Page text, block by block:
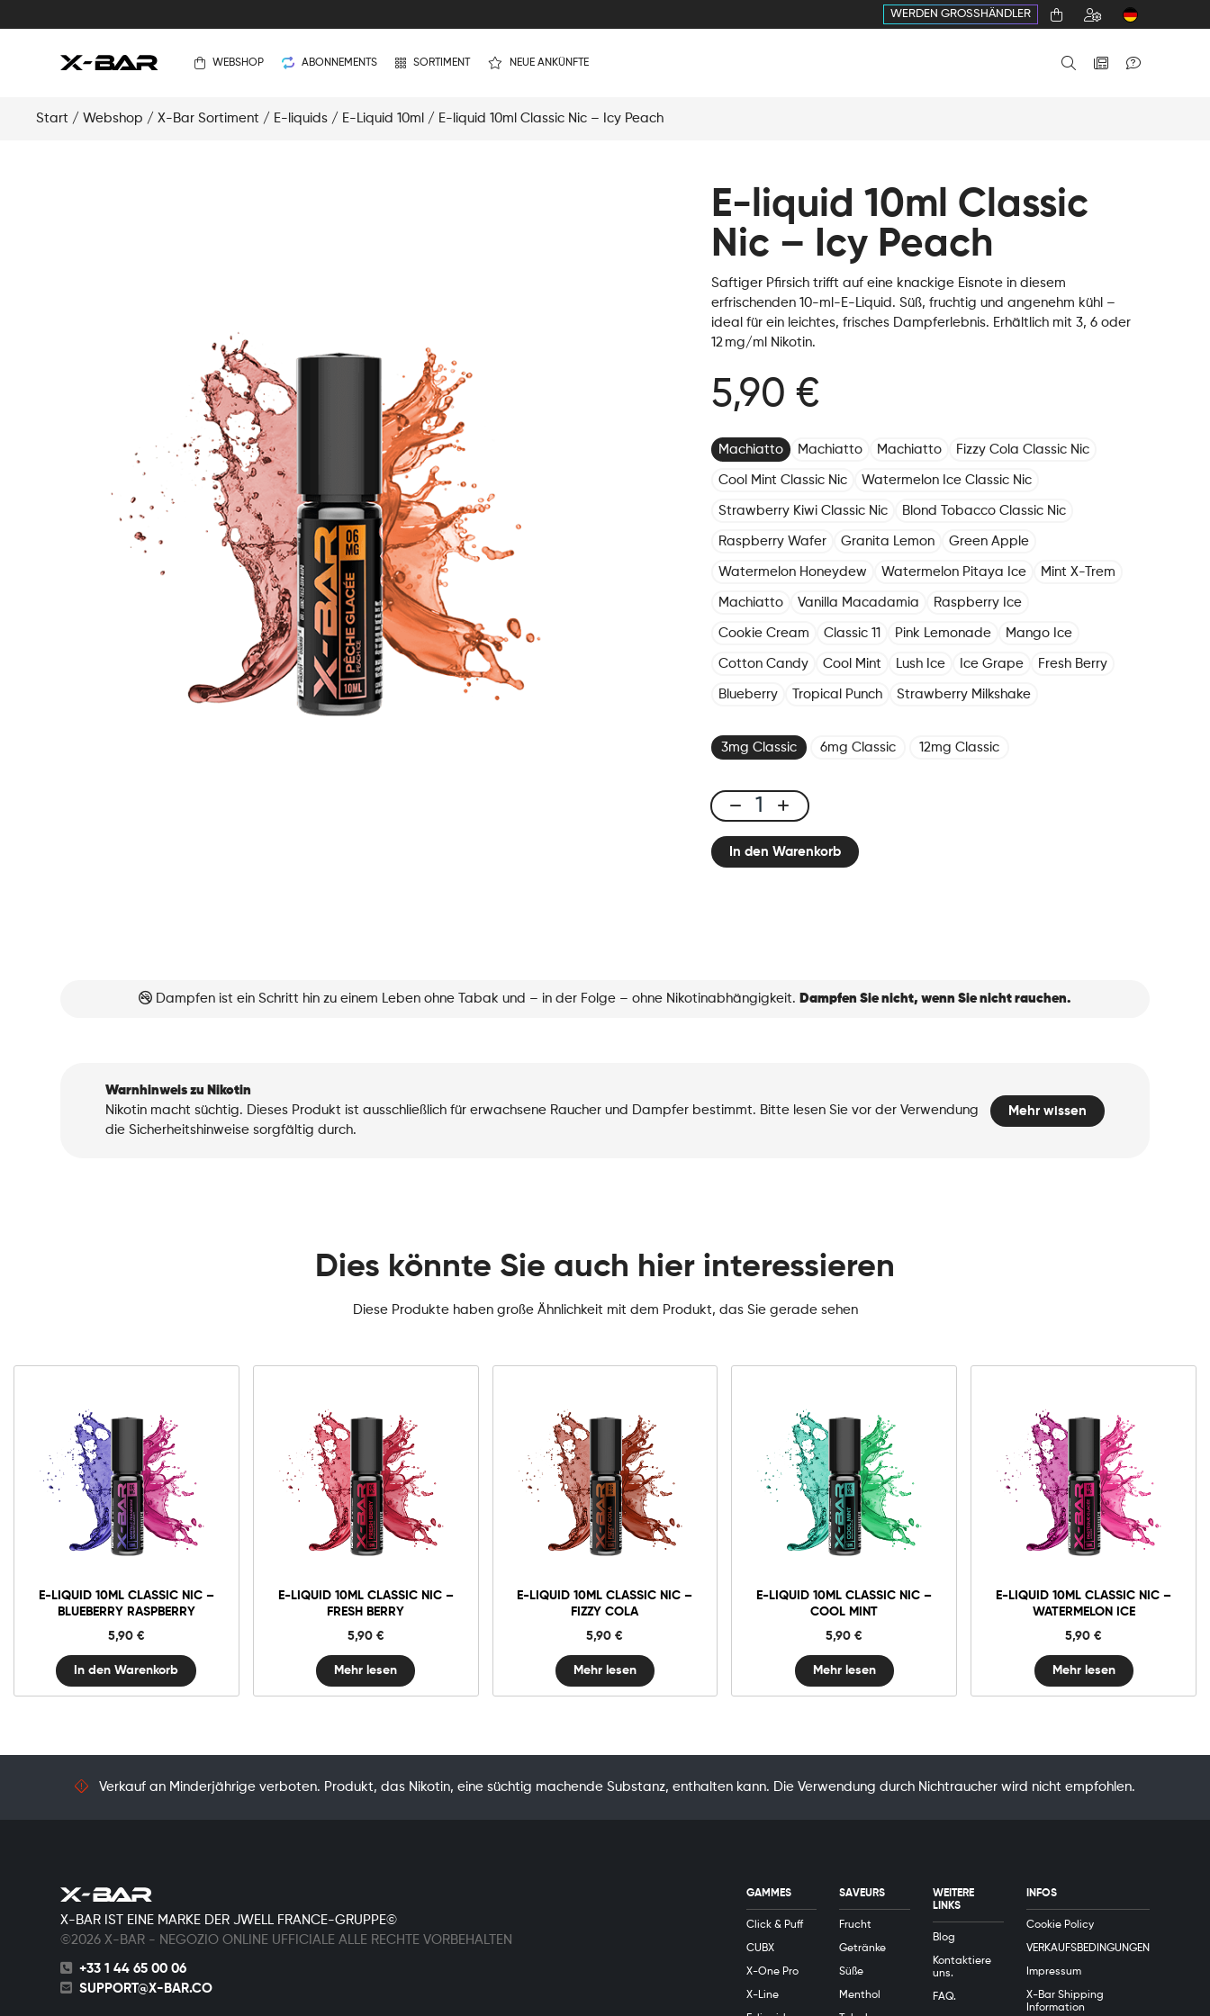
WERDEN GROSSHÄNDLER
WEBSHOP ABONNEMENTS SORTIMENT NEUE ANKÜNFTE
Start / Webshop / X-Bar Sortiment / E-liquids / E-Liquid 10ml / E-liquid 10ml Classic Nic – Icy Peach
E-liquid 10ml Classic
Nic – Icy Peach
Saftiger Pfirsich trifft auf eine knackige Eisnote in diesem
erfrischenden 10-ml-E-Liquid. Süß, fruchtig und angenehm kühl –
ideal für ein leichtes, frisches Dampferlebnis. Erhältlich mit 3, 6 oder
12 mg/ml Nikotin.
5,90 €
Machiatto Machiatto Machiatto Fizzy Cola Classic Nic
Cool Mint Classic Nic Watermelon Ice Classic Nic
Strawberry Kiwi Classic Nic Blond Tobacco Classic Nic
Raspberry Wafer Granita Lemon Green Apple
Watermelon Honeydew Watermelon Pitaya Ice Mint X-Trem
Machiatto Vanilla Macadamia Raspberry Ice
Cookie Cream Classic 11 Pink Lemonade Mango Ice
Cotton Candy Cool Mint Lush Ice Ice Grape Fresh Berry
Blueberry Tropical Punch Strawberry Milkshake
3mg Classic 6mg Classic 12mg Classic
E-
liquid
10mlIn den Warenkorb
Dampfen ist ein Schritt hin zu einem Leben ohne Tabak und – in der Folge – ohne Nikotinabhängigkeit. Dampfen Sie nicht, wenn Sie nicht rauchen.
Warnhinweis zu Nikotin
Nikotin macht süchtig. Dieses Produkt ist ausschließlich für erwachsene Raucher und Dampfer bestimmt. Bitte lesen Sie vor der Verwendung
die Sicherheitshinweise sorgfältig durch.
Mehr wissen
Dies könnte Sie auch hier interessieren
Diese Produkte haben große Ähnlichkeit mit dem Produkt, das Sie gerade sehen
E-LIQUID 10ML CLASSIC NIC –
BLUEBERRY RASPBERRY
5,90 €
3mg Classic
6mg Classic
12mg Classic
E-
Classic
Nic
Raspberry
In den Warenkorb
In den Warenkorb
E-LIQUID 10ML CLASSIC NIC –
FRESH BERRY
5,90 €
Mehr lesen
E-LIQUID 10ML CLASSIC NIC –
FIZZY COLA
5,90€
Mehr lesen
E-LIQUID 10ML CLASSIC NIC –
COOL MINT
5,90€
Mehr lesen
E-LIQUID 10ML CLASSIC NIC –
WATERMELON ICE
5,90€
Mehr lesen
Verkauf an Minderjährige verboten. Produkt, das Nikotin, eine süchtig machende Substanz, enthalten kann. Die Verwendung durch Nichtraucher wird nicht empfohlen.
X-BAR IST EINE MARKE DER JWELL FRANCE-GRUPPE©
©2026 X-BAR - NEGOZIO ONLINE UFFICIALE ALLE RECHTE VORBEHALTEN
+33 1 44 65 00 06
SUPPORT@X-BAR.CO
GAMMES
Click & Puff
CUBX
X-One Pro
X-Line
SAVEURS
Frucht
Getränke
Süße
Menthol
WEITERE
LINKS
Blog
Kontaktiere
uns.
FAQ.
INFOS
Cookie Policy
VERKAUFSBEDINGUNGEN
Impressum
X-Bar Shipping
Information